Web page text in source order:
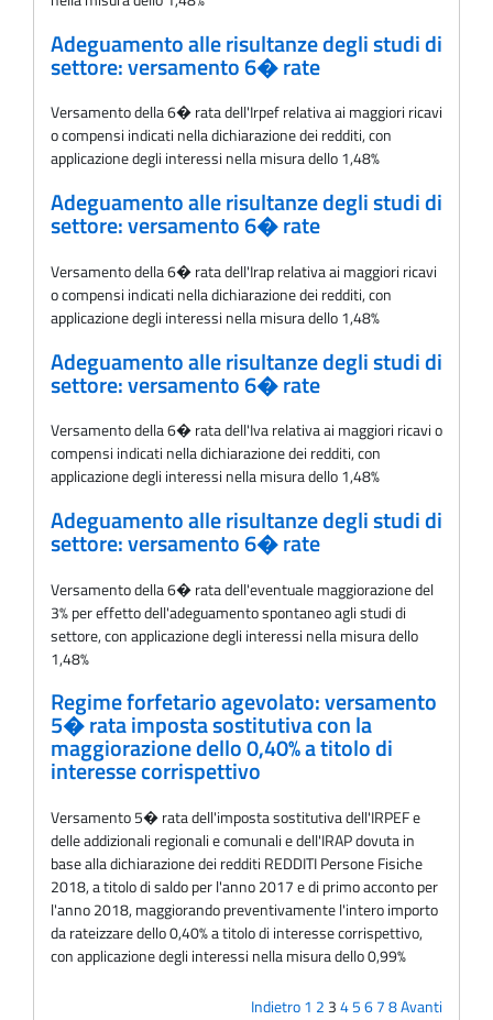
Adeguamento alle risultanze degli studi di
settore: versamento 6� rate
Versamento della 6� rata dell'Irpef relativa ai maggiori ricavi
o compensi indicati nella dichiarazione dei redditi, con
applicazione degli interessi nella misura dello 1,48%
Adeguamento alle risultanze degli studi di
settore: versamento 6� rate
Versamento della 6� rata dell'Irap relativa ai maggiori ricavi
o compensi indicati nella dichiarazione dei redditi, con
applicazione degli interessi nella misura dello 1,48%
Adeguamento alle risultanze degli studi di
settore: versamento 6� rate
Versamento della 6� rata dell'Iva relativa ai maggiori ricavi o
compensi indicati nella dichiarazione dei redditi, con
applicazione degli interessi nella misura dello 1,48%
Adeguamento alle risultanze degli studi di
settore: versamento 6� rate
Versamento della 6� rata dell'eventuale maggiorazione del
3% per effetto dell'adeguamento spontaneo agli studi di
settore, con applicazione degli interessi nella misura dello
1,48%
Regime forfetario agevolato: versamento
5� rata imposta sostitutiva con la
maggiorazione dello 0,40% a titolo di
interesse corrispettivo
Versamento 5� rata dell'imposta sostitutiva dell'IRPEF e
delle addizionali regionali e comunali e dell'IRAP dovuta in
base alla dichiarazione dei redditi REDDITI Persone Fisiche
2018, a titolo di saldo per l'anno 2017 e di primo acconto per
l'anno 2018, maggiorando preventivamente l'intero importo
da rateizzare dello 0,40% a titolo di interesse corrispettivo,
con applicazione degli interessi nella misura dello 0,99%
Indietro1 2 345678Avanti